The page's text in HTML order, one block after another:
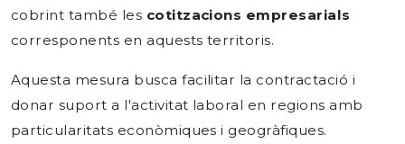
cobrint també les cotitzacions empresarials
corresponents en aquests territoris.
Aquesta mesura busca facilitar la contractació i
donar suport a l'activitat laboral en regions amb
particularitats econòmiques i geogràfiques.